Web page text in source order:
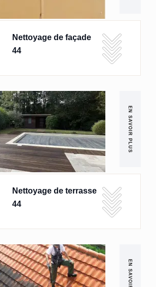
Nettoyage de façade
44
EN SAVOIR PLUS
Nettoyage de terrasse
44